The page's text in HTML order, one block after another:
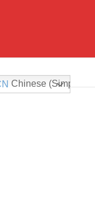
Chinese